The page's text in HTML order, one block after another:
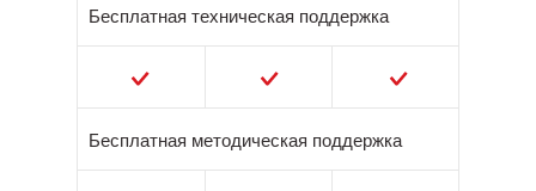
Бесплатная техническая поддержка
Бесплатная методическая поддержка